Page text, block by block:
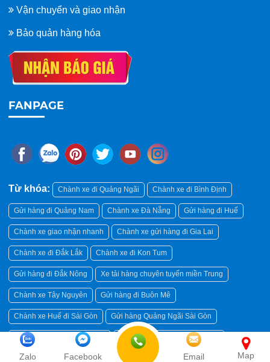
Vận chuyển và giao nhận
Bảo quản hàng hóa
FANPAGE
Từ khóa: Chành xe đi Quảng Ngãi Chành xe đi Bình Định
Gửi hàng đi Quảng Nam Chành xe Đà Nẵng Gửi hàng đi Huế
Chành xe giao nhận nhanh Chành xe gửi hàng đi Gia Lai
Chành xe đi Đắk Lắk Chành xe đi Kon Tum
Gửi hàng đi Đắk Nông Xe tải hàng chuyên tuyến miền Trung
Chành xe Tây Nguyên Gửi hàng đi Buôn Mê
Chành xe Huế đi Sài Gòn Gửi hàng Quảng Ngãi Sài Gòn
Chành xe Đà Nẵng Sài Gòn Gửi hàng Quảng Nam Sài Gòn
Chành xe đi Quảng Bình Dịch vụ vận chuyển hàng TPHCM
Zalo Facebook Email Map